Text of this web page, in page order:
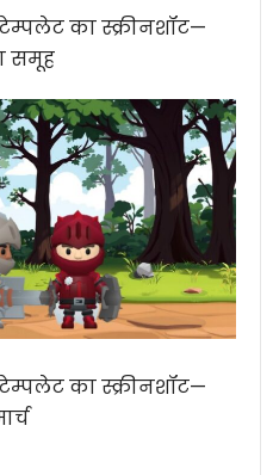
का स्क्रीनशॉट—
समूह
का स्क्रीनशॉट—